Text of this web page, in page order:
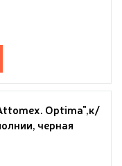
Optima",к/
черная